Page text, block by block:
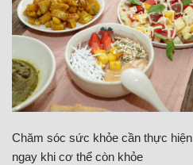
Chăm sóc sức khỏe cần thực hiện
ngay khi cơ thể còn khỏe